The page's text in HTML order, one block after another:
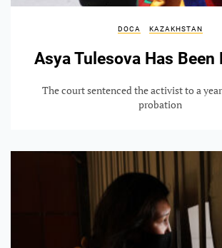
DOCA KAZAKHSTAN
Asya Tulesova Has Been
The court sentenced the activist to a
probation